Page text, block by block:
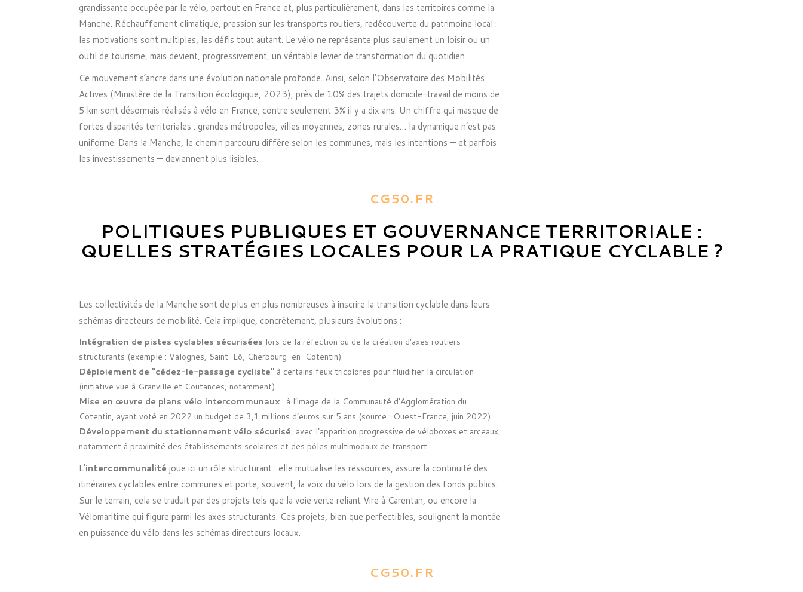
grandissante occupée par le vélo, partout en France et, plus particulièrement, dans les territoires comme la
Manche. Réchauffement climatique, pression sur les transports routiers, redécouverte du patrimoine local :
les motivations sont multiples, les défis tout autant. Le vélo ne représente plus seulement un loisir ou un
outil de tourisme, mais devient, progressivement, un véritable levier de transformation du quotidien.
Ce mouvement s’ancre dans une évolution nationale profonde. Ainsi, selon l’Observatoire des Mobilités
Actives (Ministère de la Transition écologique, 2023), près de 10% des trajets domicile-travail de moins de
5 km sont désormais réalisés à vélo en France, contre seulement 3% il y a dix ans. Un chiffre qui masque de
fortes disparités territoriales : grandes métropoles, villes moyennes, zones rurales… la dynamique n’est pas
uniforme. Dans la Manche, le chemin parcouru diffère selon les communes, mais les intentions — et parfois
les investissements — deviennent plus lisibles.
CG50.FR
POLITIQUES PUBLIQUES ET GOUVERNANCE TERRITORIALE :
QUELLES STRATÉGIES LOCALES POUR LA PRATIQUE CYCLABLE ?
Les collectivités de la Manche sont de plus en plus nombreuses à inscrire la transition cyclable dans leurs
schémas directeurs de mobilité. Cela implique, concrètement, plusieurs évolutions :
Intégration de pistes cyclables sécurisées lors de la réfection ou de la création d’axes routiers
structurants (exemple : Valognes, Saint-Lô, Cherbourg-en-Cotentin).
Déploiement de "cédez-le-passage cycliste" à certains feux tricolores pour fluidifier la circulation
(initiative vue à Granville et Coutances, notamment).
Mise en œuvre de plans vélo intercommunaux : à l’image de la Communauté d’Agglomération du
Cotentin, ayant voté en 2022 un budget de 3,1 millions d’euros sur 5 ans (source : Ouest-France, juin 2022).
Développement du stationnement vélo sécurisé, avec l’apparition progressive de véloboxes et arceaux,
notamment à proximité des établissements scolaires et des pôles multimodaux de transport.
L’intercommunalité joue ici un rôle structurant : elle mutualise les ressources, assure la continuité des
itinéraires cyclables entre communes et porte, souvent, la voix du vélo lors de la gestion des fonds publics.
Sur le terrain, cela se traduit par des projets tels que la voie verte reliant Vire à Carentan, ou encore la
Vélomaritime qui figure parmi les axes structurants. Ces projets, bien que perfectibles, soulignent la montée
en puissance du vélo dans les schémas directeurs locaux.
CG50.FR